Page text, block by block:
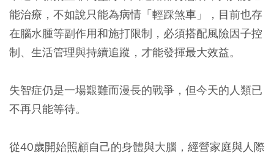
能治療，不如說只能為病情「輕踩煞車」，目前也存
在腦水腫等副作用和施打限制，必須搭配風險因子控
制、生活管理與持續追蹤，才能發揮最大效益。
失智症仍是一場艱難而漫長的戰爭，但今天的人類已
不再只能等待。
從40歲開始照顧自己的身體與大腦，經營家庭與人際